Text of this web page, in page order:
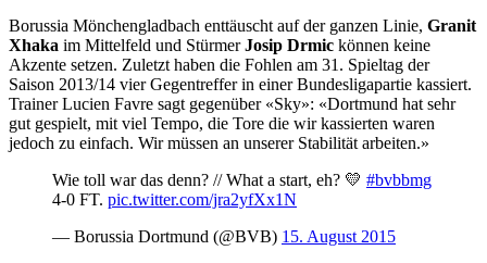
Borussia Mönchengladbach enttäuscht auf der ganzen Linie, Granit
Xhaka im Mittelfeld und StürmerJosip Drmic können keine
Akzente setzen. Zuletzt haben die Fohlen am 31. Spieltag der
Saison 2013/14 vier Gegentreffer in einer Bundesligapartie kassiert.
Trainer Lucien Favre sagt gegenüber «Sky»: «Dortmund hat sehr
gut gespielt, mit viel Tempo, die Tore die wir kassierten waren
jedoch zu einfach. Wir müssen an unserer Stabilität arbeiten.»
Wie toll war das denn? // What a start, eh? 💛 #bvbbmg
4-0 FT. pic.twitter.com/jra2yfXx1N
— Borussia Dortmund (@BVB) 15. August 2015